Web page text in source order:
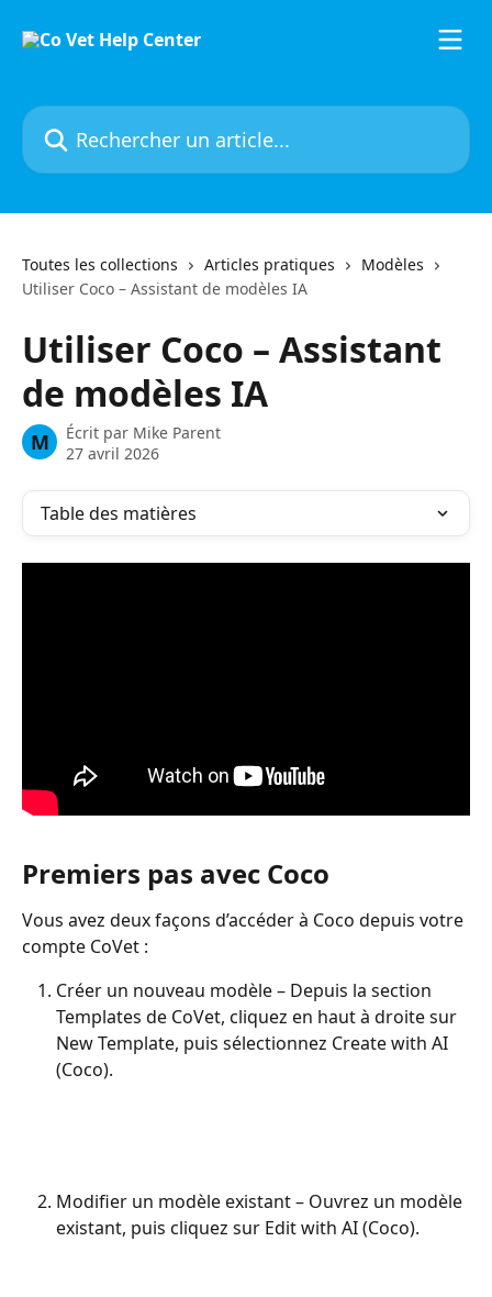
Rechercher un article...
Toutes les collections Articles pratiques
Modèles
Utiliser Coco – Assistant de modèles IA
Utiliser Coco – Assistant
de modèles IA
M Écrit par Mike Parent
27 avril 2026
Table des matières
Premiers pas avec Coco
Vous avez deux façons d’accéder à Coco depuis votre
compte CoVet :
Créer un nouveau modèle – Depuis la section
Templates de CoVet, cliquez en haut à droite sur
New Template, puis sélectionnez Create with AI
(Coco).
Modifier un modèle existant – Ouvrez un modèle
existant, puis cliquez sur Edit with AI (Coco).